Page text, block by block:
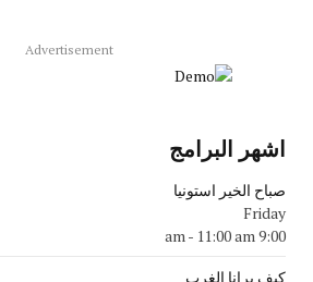
Advertisement
اشهر البرامج
صباح الخير استونيا
Friday
9:00 am
- 11:00 am
كيف يرانا الغرب